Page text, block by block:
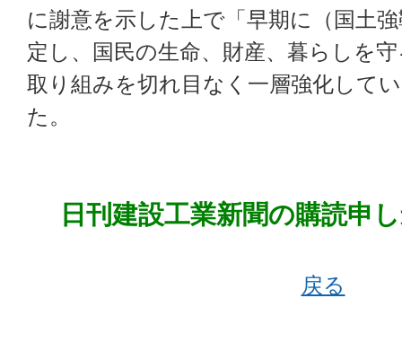
に謝意を示した上で「早期に（国土
定し、国民の生命、財産、暮らしを
取り組みを切れ目なく一層強化して
た。
日刊建設工業新聞の購読申
戻る